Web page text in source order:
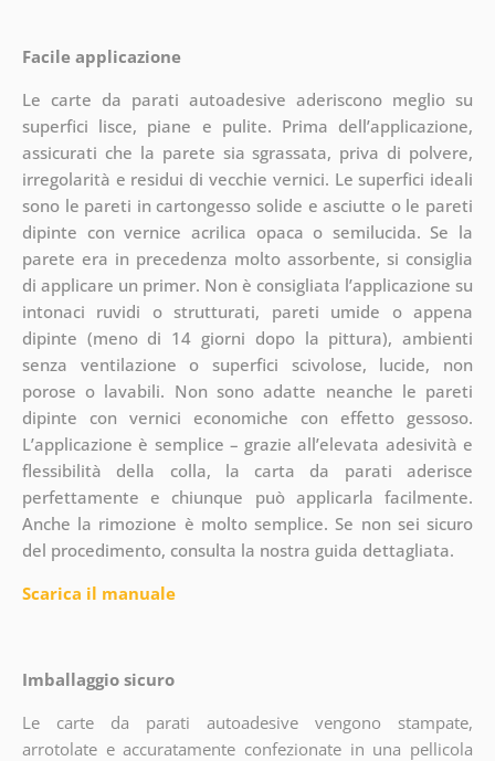
Facile applicazione
Le carte da parati autoadesive aderiscono meglio su
superfici lisce, piane e pulite. Prima dell’applicazione,
assicurati che la parete sia sgrassata, priva di polvere,
irregolarità e residui di vecchie vernici. Le superfici ideali
sono le pareti in cartongesso solide e asciutte o le pareti
dipinte con vernice acrilica opaca o semilucida. Se la
parete era in precedenza molto assorbente, si consiglia
di applicare un primer. Non è consigliata l’applicazione su
intonaci ruvidi o strutturati, pareti umide o appena
dipinte (meno di 14 giorni dopo la pittura), ambienti
senza ventilazione o superfici scivolose, lucide, non
porose o lavabili. Non sono adatte neanche le pareti
dipinte con vernici economiche con effetto gessoso.
L’applicazione è semplice – grazie all’elevata adesività e
flessibilità della colla, la carta da parati aderisce
perfettamente e chiunque può applicarla facilmente.
Anche la rimozione è molto semplice. Se non sei sicuro
del procedimento, consulta la nostra guida dettagliata.
Scarica il manuale
Imballaggio sicuro
Le carte da parati autoadesive vengono stampate,
arrotolate e accuratamente confezionate in una pellicola